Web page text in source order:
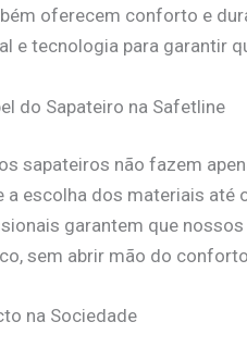
oferecem conforto e
e tecnologia para garantir
do Sapateiro na Safetline
sapateiros não fazem
a escolha dos materiais até
garantem que
sem abrir mão do
na Sociedade